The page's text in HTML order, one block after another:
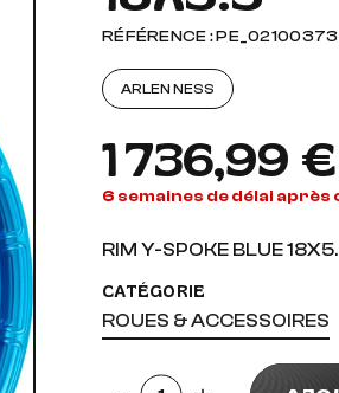
ET FIXATIONS
OUTILLAGE
VISSERIE
RÉFÉRENCE : PE_02100373
ARLEN NESS
1 736,99 €
6 semaines de délai après
RIM Y-SPOKE BLUE
CATÉGORIE
ROUES & ACCESSOIRES
Quantité